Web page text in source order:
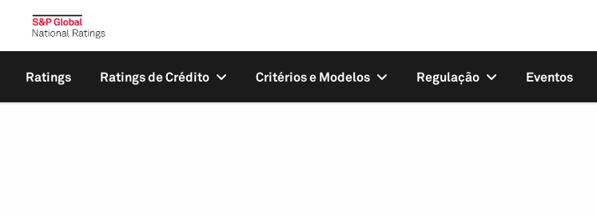
Ratings Ratings de Crédito Critérios e Modelos Regulação Eventos